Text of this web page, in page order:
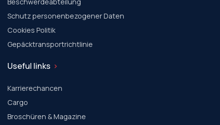
Beschwerdeabteilung
Schutz personenbezogener Daten
Cookies Politik
Gepäcktransportrichtlinie
Useful links
Karrierechancen
Cargo
Broschüren & Magazine